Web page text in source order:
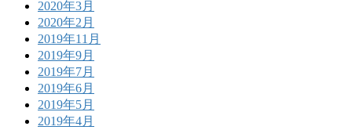
2020年3月
2020年2月
2019年11月
2019年9月
2019年7月
2019年6月
2019年5月
2019年4月